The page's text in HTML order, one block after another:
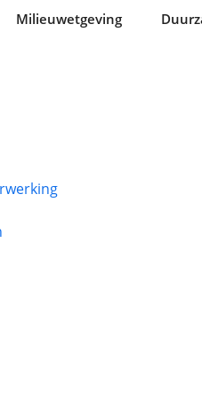
Milieuwetgeving